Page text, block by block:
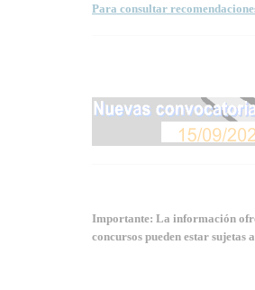
Para consultar
Importante: La información
concursos pueden estar sujetas